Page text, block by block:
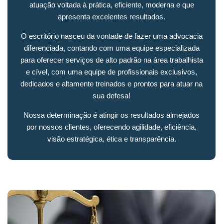
atuação voltada à prática, eficiente, moderna e que
apresenta excelentes resultados.
O escritório nasceu da vontade de fazer uma advocacia
diferenciada, contando com uma equipe especializada
para oferecer serviços de alto padrão na área trabalhista
e cível, com uma equipe de profissionais exclusivos,
dedicados e altamente treinados e prontos para atuar na
sua defesa!
Nossa determinação é atingir os resultados almejados
por nossos clientes, oferecendo agilidade, eficiência,
visão estratégica, ética e transparência.